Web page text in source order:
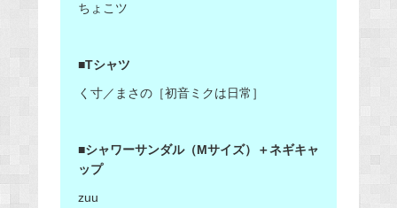
ちょこツ
■Tシャツ
く寸／まさの［初音ミクは日常］
■シャワーサンダル（Mサイズ）＋ネギキャ
ップ
zuu